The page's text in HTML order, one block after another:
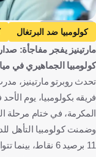
Getty Images
كولومبيا ضد البرتغال
روبرتو مارتينيز
الولايات المتحدة
مارتينيز يفجر مفاجأة:
كولومبيا الجماهيري في
تحدث روبرتو مارتينيز،
فريقه بكولومبيا، يوم
المكرمة، في ختام مرحلة
وضمنت كولومبيا التأهل